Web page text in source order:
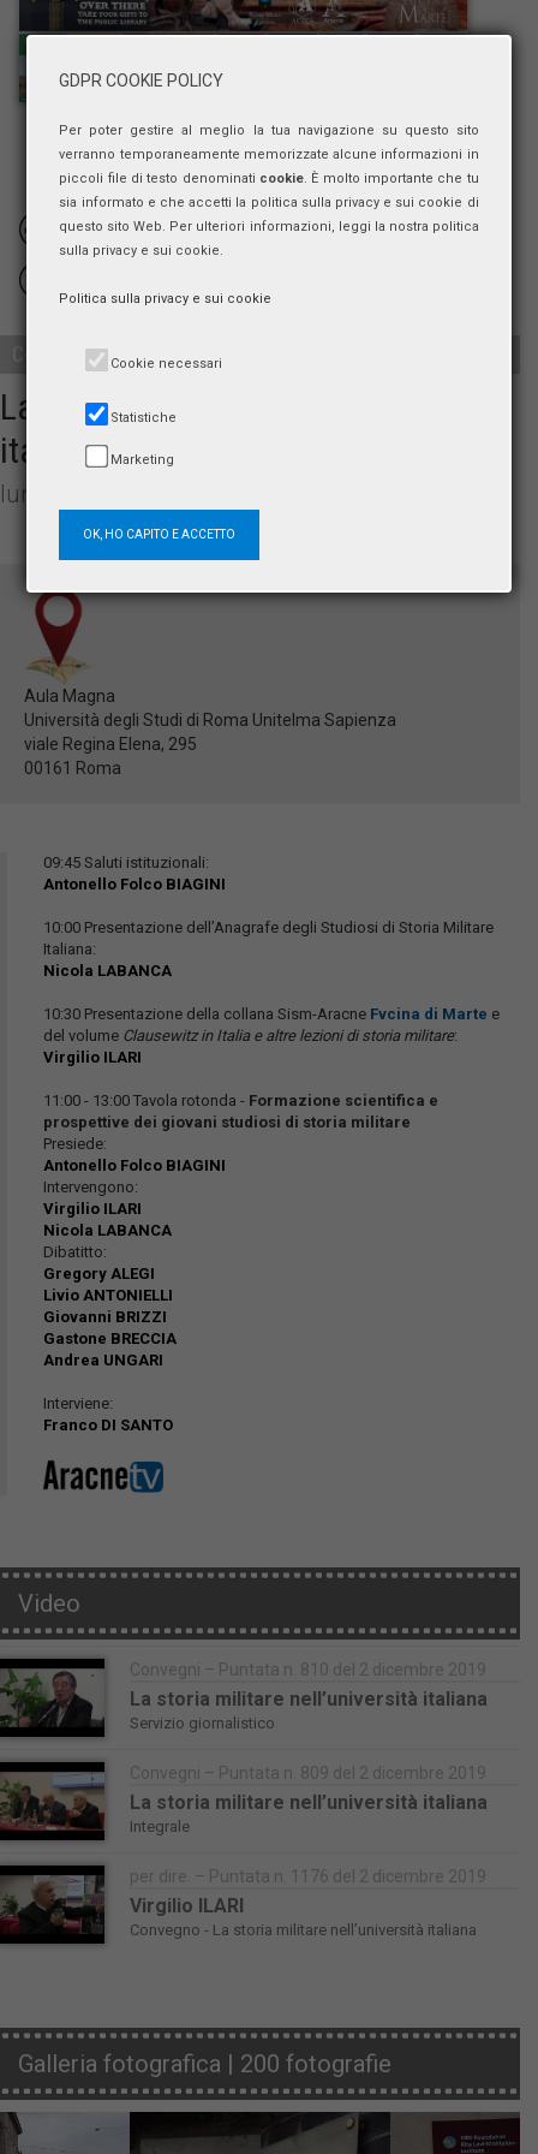
VIDEO
Convegno
La storia militare nell’università
italiana
lunedì 2 dicembre 2019, ore 9:45
Aula Magna
Università degli Studi di Roma Unitelma Sapienza
viale Regina Elena, 295
00161 Roma
09:45 Saluti istituzionali:
Antonello Folco BIAGINI
10:00 Presentazione dell’Anagrafe degli Studiosi di Storia Militare
Italiana:
Nicola LABANCA
10:30 Presentazione della collana Sism-Aracne Fvcina di Marte e
del volume Clausewitz in Italia e altre lezioni di storia militare:
Virgilio ILARI
11:00 - 13:00 Tavola rotonda - Formazione scientifica e
prospettive dei giovani studiosi di storia militare
Presiede:
Antonello Folco BIAGINI
Intervengono:
Virgilio ILARI
Nicola LABANCA
Dibatitto:
Gregory ALEGI
Livio ANTONIELLI
Giovanni BRIZZI
Gastone BRECCIA
Andrea UNGARI
Interviene:
Franco DI SANTO
Video
Convegni – Puntata n. 810 del 2 dicembre 2019
La storia militare nell’università italiana
Servizio giornalistico
Convegni – Puntata n. 809 del 2 dicembre 2019
La storia militare nell’università italiana
Integrale
per dire. – Puntata n. 1176 del 2 dicembre 2019
Virgilio ILARI
Convegno - La storia militare nell’università italiana
Galleria fotografica | 200 fotografie
GDPR COOKIE POLICY
Per poter gestire al meglio la tua navigazione su questo sito
verranno temporaneamente memorizzate alcune informazioni in
piccoli file di testo denominati cookie. È molto importante che tu
sia informato e che accetti la politica sulla privacy e sui cookie di
questo sito Web. Per ulteriori informazioni, leggi la nostra politica
sulla privacy e sui cookie.
Politica sulla privacy e sui cookie
Cookie necessari
Statistiche
Marketing
OK, HO CAPITO E ACCETTO